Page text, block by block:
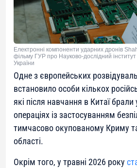
Електронні компоненти ударних дронів
фільму ГУР про Науково-дослідний інститут
України
Одне з європейських
встановило особи кількох
які після навчання в Китаї
операціях із застосуванням
тимчасово окупованому Криму
області.
Окрім того, у травні 2026 року